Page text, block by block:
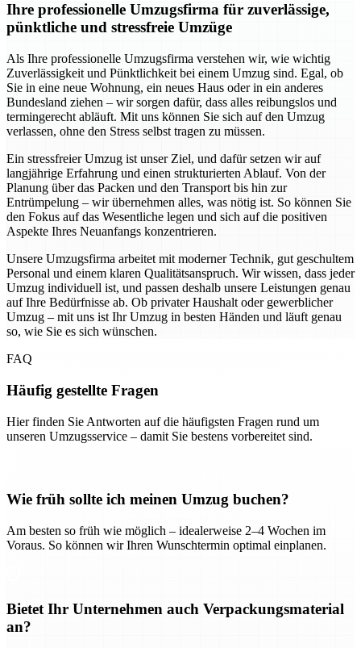
Ihre professionelle Umzugsfirma für zuverlässige,
pünktliche und stressfreie Umzüge
Als Ihre professionelle Umzugsfirma verstehen wir, wie wichtig
Zuverlässigkeit und Pünktlichkeit bei einem Umzug sind. Egal, ob
Sie in eine neue Wohnung, ein neues Haus oder in ein anderes
Bundesland ziehen – wir sorgen dafür, dass alles reibungslos und
termingerecht abläuft. Mit uns können Sie sich auf den Umzug
verlassen, ohne den Stress selbst tragen zu müssen.
Ein stressfreier Umzug ist unser Ziel, und dafür setzen wir auf
langjährige Erfahrung und einen strukturierten Ablauf. Von der
Planung über das Packen und den Transport bis hin zur
Entrümpelung – wir übernehmen alles, was nötig ist. So können Sie
den Fokus auf das Wesentliche legen und sich auf die positiven
Aspekte Ihres Neuanfangs konzentrieren.
Unsere Umzugsfirma arbeitet mit moderner Technik, gut geschultem
Personal und einem klaren Qualitätsanspruch. Wir wissen, dass jeder
Umzug individuell ist, und passen deshalb unsere Leistungen genau
auf Ihre Bedürfnisse ab. Ob privater Haushalt oder gewerblicher
Umzug – mit uns ist Ihr Umzug in besten Händen und läuft genau
so, wie Sie es sich wünschen.
FAQ
Häufig gestellte Fragen
Hier finden Sie Antworten auf die häufigsten Fragen rund um
unseren Umzugsservice – damit Sie bestens vorbereitet sind.
Wie früh sollte ich meinen Umzug buchen?
Am besten so früh wie möglich – idealerweise 2–4 Wochen im
Voraus. So können wir Ihren Wunschtermin optimal einplanen.
Bietet Ihr Unternehmen auch Verpackungsmaterial
an?